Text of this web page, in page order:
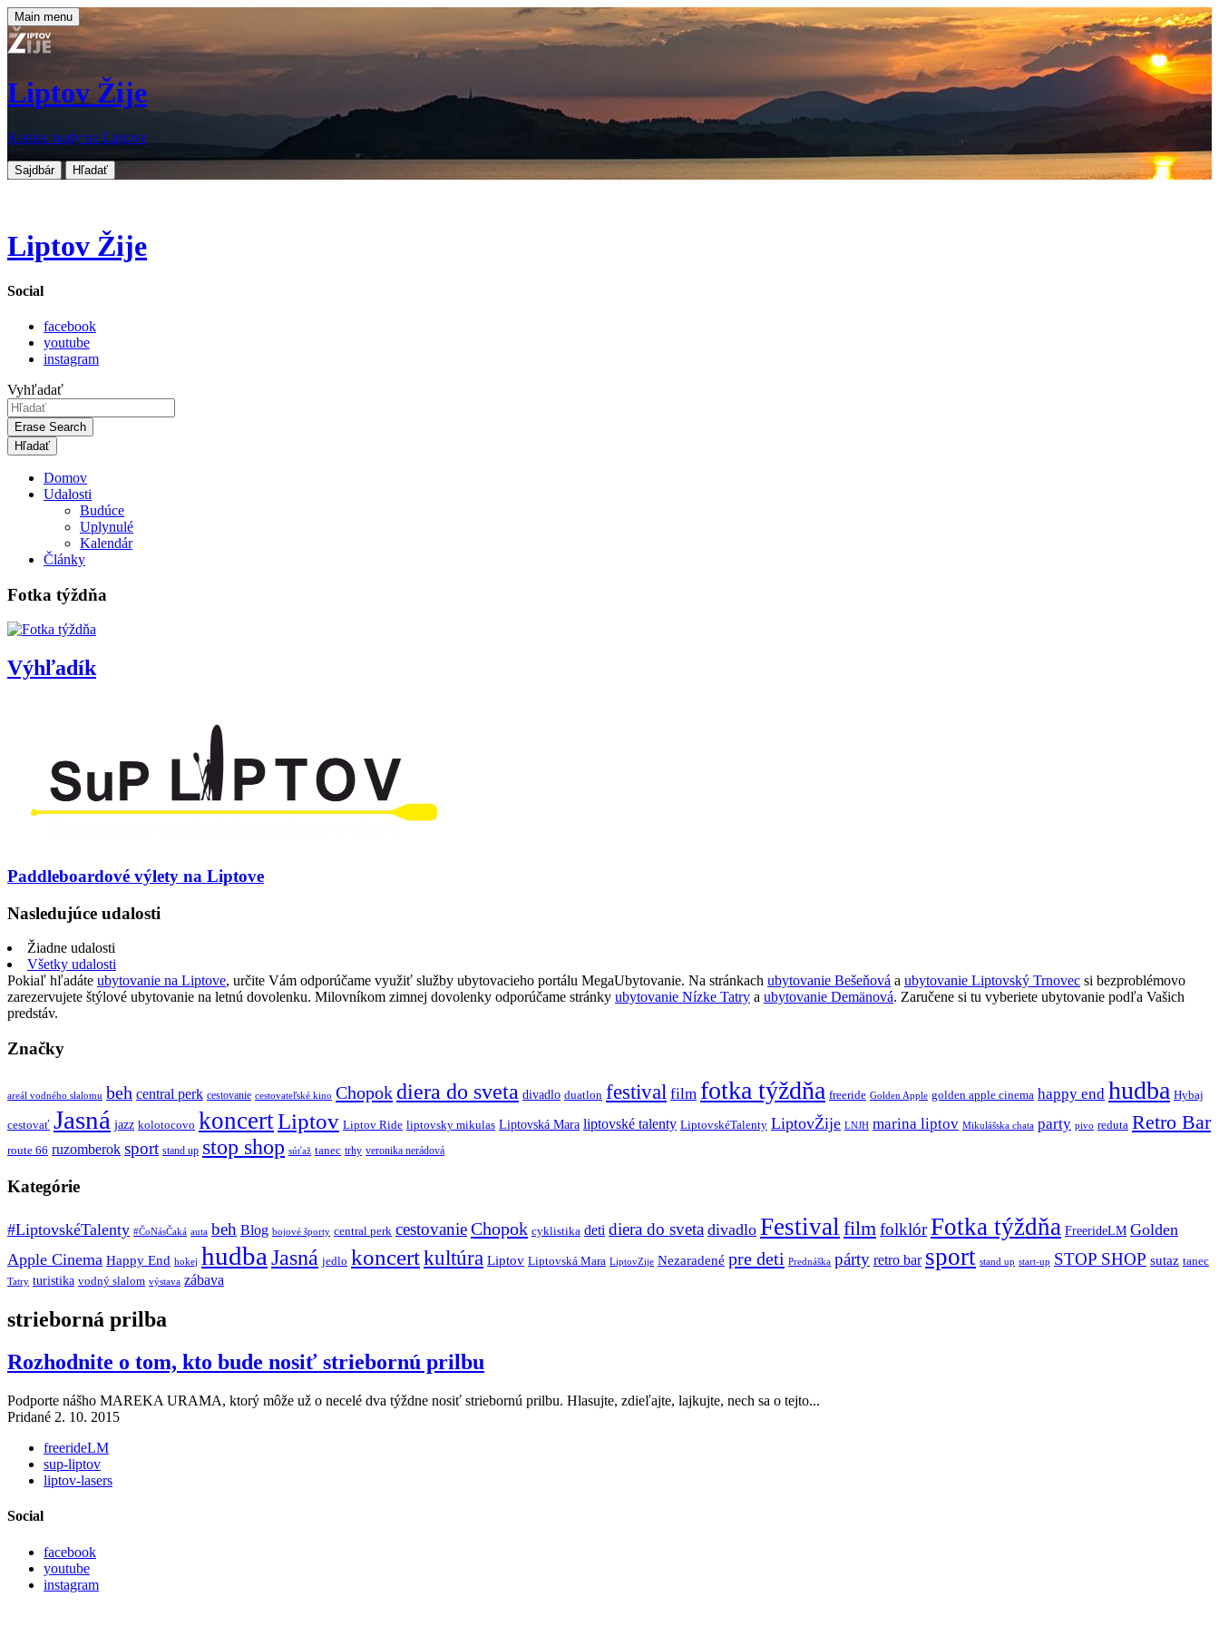
Main menu
Liptov Žije
Koniec nudy na Liptove
Sajdbár Hľadať
Liptov Žije
Social
facebook
youtube
instagram
Vyhľadať
Erase Search
Domov
Udalosti
Budúce
Uplynulé
Kalendár
Články
Fotka týždňa
Výhľadík
Paddleboardové výlety na Liptove
Nasledujúce udalosti
Žiadne udalosti
Všetky udalosti
Pokiaľ hľadáte ubytovanie na Liptove, určite Vám odporúčame využiť služby ubytovacieho portálu MegaUbytovanie. Na stránkach ubytovanie Bešeňová a ubytovanie Liptovský Trnovec si bezproblémovo
zarezervujete štýlové ubytovanie na letnú dovolenku. Milovníkom zimnej dovolenky odporúčame stránky ubytovanie Nízke Tatry a ubytovanie Demänová. Zaručene si tu vyberiete ubytovanie podľa Vašich
predstáv.
Značky
areál vodného slalomu beh central perk cestovanie cestovateľské kino Chopokdiera do sveta divadlo duatlon festival film fotka týždňa freeride Golden Apple golden apple cinema happy end hudba Hybaj
cestovať Jasná jazz kolotocovo koncertLiptov Liptov Ride liptovsky mikulas Liptovská Mara liptovské talenty LiptovskéTalenty LiptovŽije LNJH marina liptov Mikulášska chata party pivo reduta Retro Bar
route 66 ruzomberok sport stand up stop shop súťaž tanec trhy veronika nerádová
Kategórie
#LiptovskéTalenty #ČoNásČaká auta beh Blog bojové športy central perk cestovanieChopok cyklistika deti diera do sveta divadlo Festival filmfolklórFotka týždňa FreerideLM Golden
Apple Cinema Happy End hokej hudba Jasná jedlo koncertkultúra Liptov Liptovská Mara LiptovZije Nezaradené pre deti Prednáška párty retro bar sport stand up start-up STOP SHOP sutaz tanec
Tatry turistika vodný slalom výstava zábava
strieborná prilba
Rozhodnite o tom, kto bude nosiť striebornú prilbu
Podporte nášho MAREKA URAMA, ktorý môže už o necelé dva týždne nosiť striebornú prilbu. Hlasujte, zdieľajte, lajkujte, nech sa o tejto...
Pridané 2. 10. 2015
freerideLM
sup-liptov
liptov-lasers
Social
facebook
youtube
instagram